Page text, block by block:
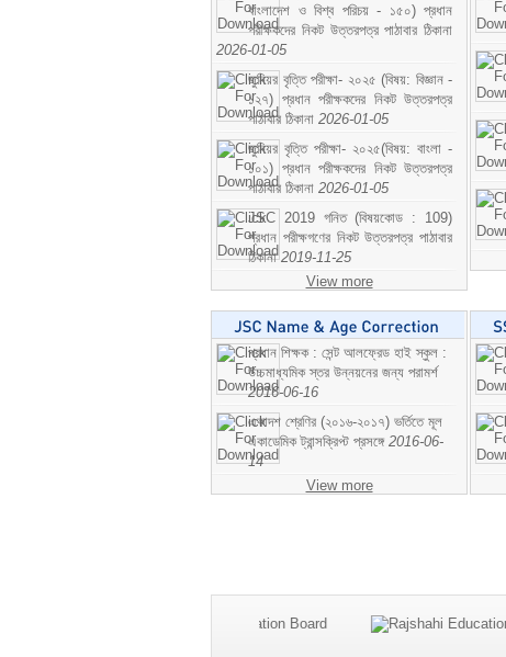
বাংলাদেশ ও বিশ্ব পরিচয় - ১৫০) প্রধান
পরীক্ষকদের নিকট উত্তরপত্র পাঠাবার ঠিকানা
2026-01-05
জুনিয়র বৃত্তি পরীক্ষা- ২০২৫ (বিষয়: বিজ্ঞান -
১২৭) প্রধান পরীক্ষকদের নিকট উত্তরপত্র
পাঠাবার ঠিকানা 2026-01-05
জুনিয়র বৃত্তি পরীক্ষা- ২০২৫(বিষয়: বাংলা -
১০১) প্রধান পরীক্ষকদের নিকট উত্তরপত্র
পাঠাবার ঠিকানা 2026-01-05
JSC 2019 গনিত (বিষয়কোড : 109)
প্রধান পরীক্ষগণের নিকট উত্তরপত্র পাঠাবার
ঠিকানা2019-11-25
View more
প্রধান শিক্ষক : সেন্ট আলফ্রেড হাই স্কুল :
উচ্চমাধ্যমিক স্তর উন্নয়নের জন্য পরামর্শ
2016-06-16
একাদশ শ্রেণির (২০১৬-২০১৭) ভর্তিতে মূল
একাডেমিক ট্রান্সক্রিপ্ট প্রসঙ্গে 2016-06-
14
View more